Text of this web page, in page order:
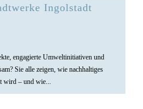
Ingolstadt
engagierte Umweltinitiativen und
Sie alle zeigen, wie nachhaltiges
– und wie...